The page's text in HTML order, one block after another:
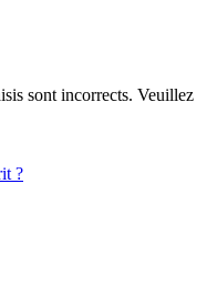
sont incorrects. Veuillez
?